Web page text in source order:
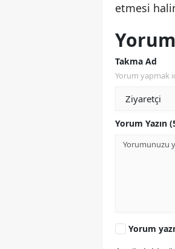
etmesi
Takma Ad
Yorum yapmak
Yorum Yazın
Yorum